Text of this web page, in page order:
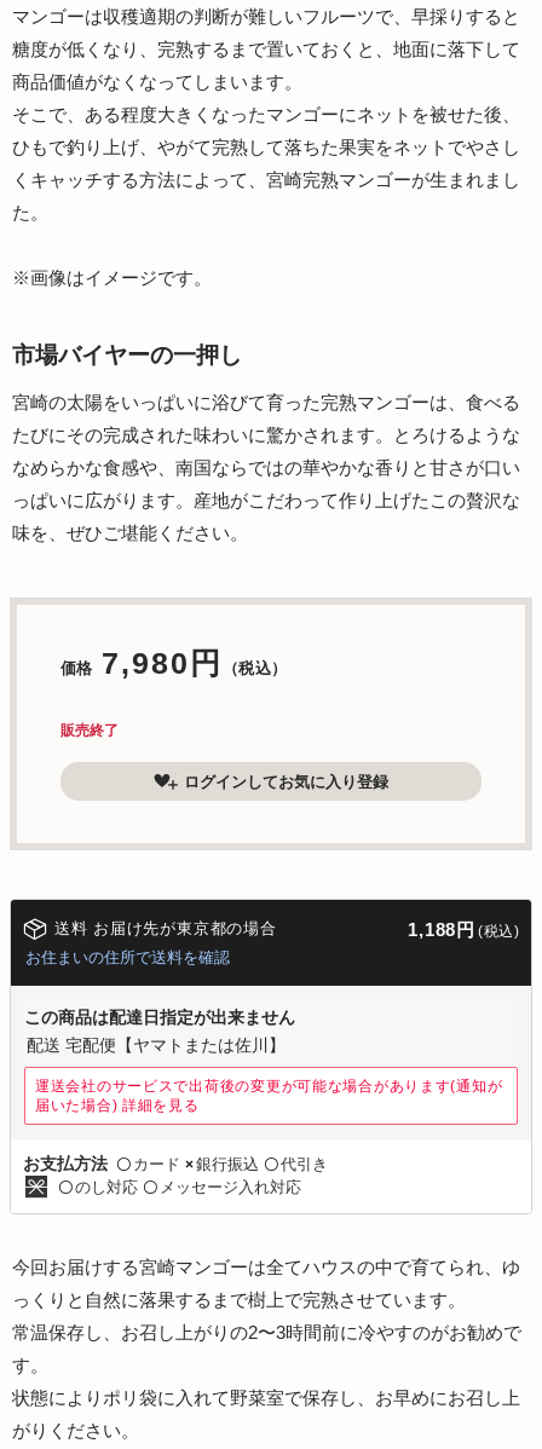
マンゴーは収穫適期の判断が難しいフルーツで、早採りすると
糖度が低くなり、完熟するまで置いておくと、地面に落下して
商品価値がなくなってしまいます。
そこで、ある程度大きくなったマンゴーにネットを被せた後、
ひもで釣り上げ、やがて完熟して落ちた果実をネットでやさし
くキャッチする方法によって、宮崎完熟マンゴーが生まれまし
た。
※画像はイメージです。
市場バイヤーの一押し
宮崎の太陽をいっぱいに浴びて育った完熟マンゴーは、食べる
たびにその完成された味わいに驚かされます。とろけるような
なめらかな食感や、南国ならではの華やかな香りと甘さが口い
っぱいに広がります。産地がこだわって作り上げたこの贅沢な
味を、ぜひご堪能ください。
価格 7,980円 （税込）
販売終了
ログインしてお気に入り登録
送料 お届け先が東京都の場合 1,188円 (税込)
お住まいの住所で送料を確認
この商品は配達日指定が出来ません
配送 宅配便【ヤマトまたは佐川】
運送会社のサービスで出荷後の変更が可能な場合があります(通知が
届いた場合) 詳細を見る
お支払方法 〇 カード ×銀行振込 〇代引き
〇のし対応 〇 メッセージ入れ対応
今回お届けする宮崎マンゴーは全てハウスの中で育てられ、ゆ
っくりと自然に落果するまで樹上で完熟させています。
常温保存し、お召し上がりの2〜3時間前に冷やすのがお勧めで
す。
状態によりポリ袋に入れて野菜室で保存し、お早めにお召し上
がりください。